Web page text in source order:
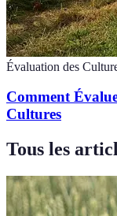
Évaluation des
Comment
Cultures
Tous les